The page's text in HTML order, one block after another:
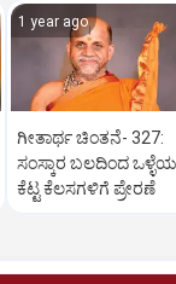
1 year ago
ಗೀತಾರ್ಥ ಚಿಂತನೆ- 327:
ಸಂಸ್ಕಾರ ಬಲದಿಂದ
ಕೆಟ್ಟ ಕೆಲಸಗಳಿಗೆ ಪ್ರೇರಣೆ